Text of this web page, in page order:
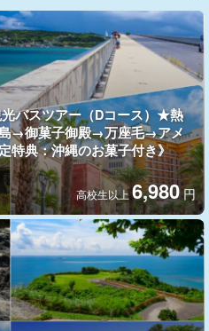
ビーチ
の橋を渡って古宇利島に移動し
めてみましょう！
バスツアー（Dコース）★熱
→御菓子御殿→万座毛→アメ
特典：沖縄のお菓子付き》
高校生以上6,980 円